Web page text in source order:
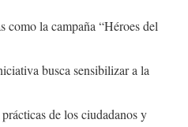
como la campaña “Héroes del
busca sensibilizar a la
de los ciudadanos y